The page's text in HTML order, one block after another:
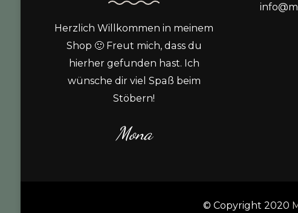
Herzlich Willkommen in meinem
Shop 🙂 Freut mich, dass du
hierher gefunden hast. Ich
wünsche dir viel Spaß beim
Stöbern!
Mona
© Copyright 2020